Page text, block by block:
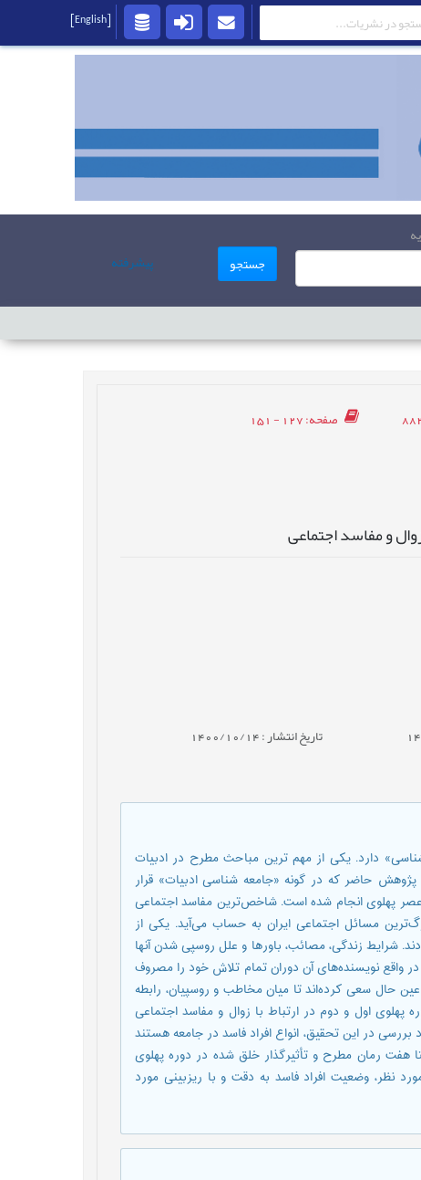
جستجو پیشرفته
صفحه: 127 - 151
و مفاسد اجتماعی
تاریخ انتشار : 1400/10/14
شناسی» دارد. یکی از مهم ترین مباحث مطرح در ادبیات
حاضر که در گونه «جامعه شناسی ادبیات» قرار
عصر پهلوی انجام شده است. شاخص‌ترین مفاسد اجتماعی
مسائل اجتماعی ایران به حساب می‌آید. یکی از
شرایط زندگی، مصائب، باورها و علل روسپی شدن آنها
واقع نویسنده‌های آن دوران تمام تلاش خود را مصروف
حال سعی کرده‌اند تا میان مخاطب و روسپیان، رابطه
اول و دوم در ارتباط با زوال و مفاسد اجتماعی
در این تحقیق، انواع افراد فاسد در جامعه هستند
رمان مطرح و تأثیرگذار خلق شده در دوره پهلوی
نظر، وضعیت افراد فاسد به دقت و با ریزبینی مورد
[English]